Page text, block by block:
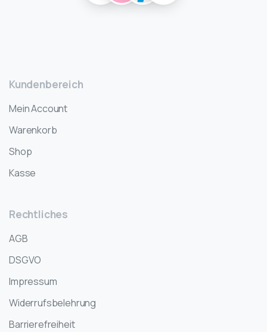
Kundenbereich
Mein Account
Warenkorb
Shop
Kasse
Rechtliches
AGB
DSGVO
Impressum
Widerrufsbelehrung
Barrierefreiheit